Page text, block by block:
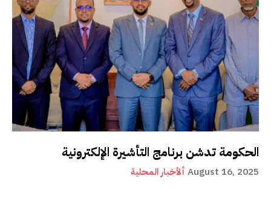
الحكومة تدشن برنامج التأشيرة الإلكترونية
ألأخبار المحلية August 16, 2025